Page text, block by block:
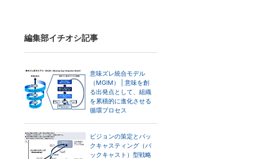
編集部イチオシ記事
意味ズレ統合モデル
（MGIM） | 意味を創
る出発点として、組織
を累積的に進化させる
循環プロセス
ビジョンの策定とバッ
クキャスティング（バ
ックキャスト）型戦略